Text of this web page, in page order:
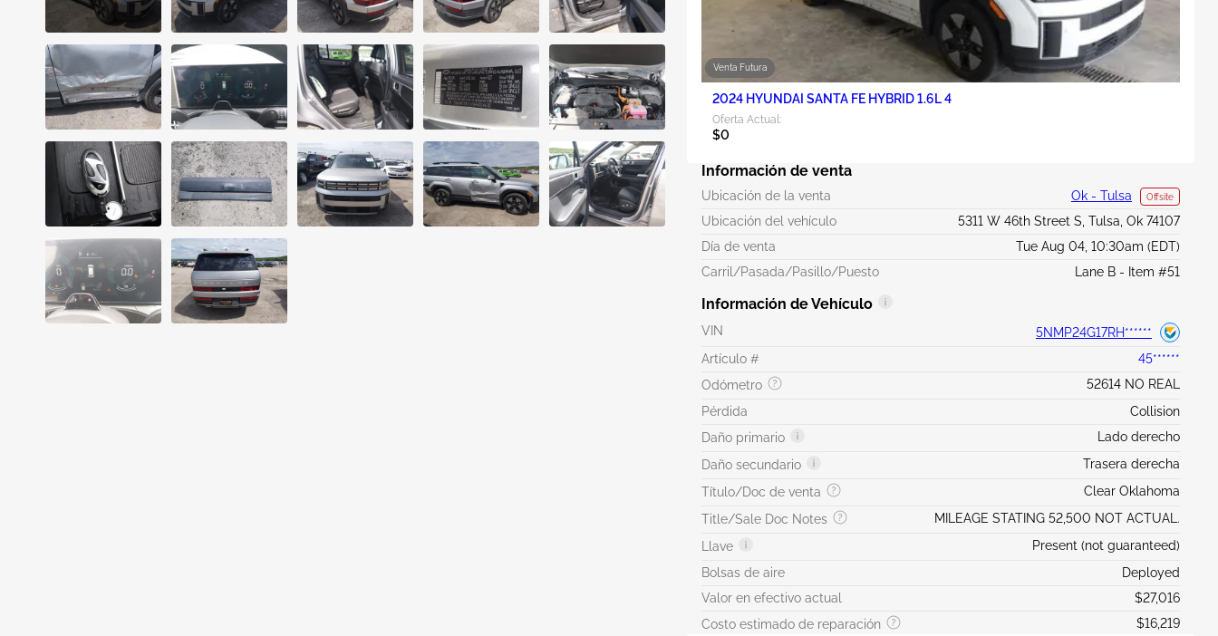
Venta Futura
2024 HYUNDAI SANTA FE HYBRID 1.6L 4
Oferta Actual:
$0
Información de venta
Ubicación de la venta Ok - Tulsa Offsite
Ubicación del vehículo
5311 W 46th Street S, Tulsa, Ok 74107
Día de venta
Tue Aug 04, 10:30am (EDT)
Carril/Pasada/Pasillo/Puesto
Lane B - Item #51
Información de Vehículo
VIN
5NMP24G17RH******
Artículo #
45******
Odómetro
52614 NO REAL
Pérdida
Collision
Daño primario
Lado derecho
Daño secundario
Trasera derecha
Título/Doc de venta
Clear Oklahoma
Title/Sale Doc Notes
MILEAGE STATING 52,500 NOT ACTUAL.
Llave
Present (not guaranteed)
Bolsas de aire
Deployed
Valor en efectivo actual
$27,016
Costo estimado de reparación
$16,219